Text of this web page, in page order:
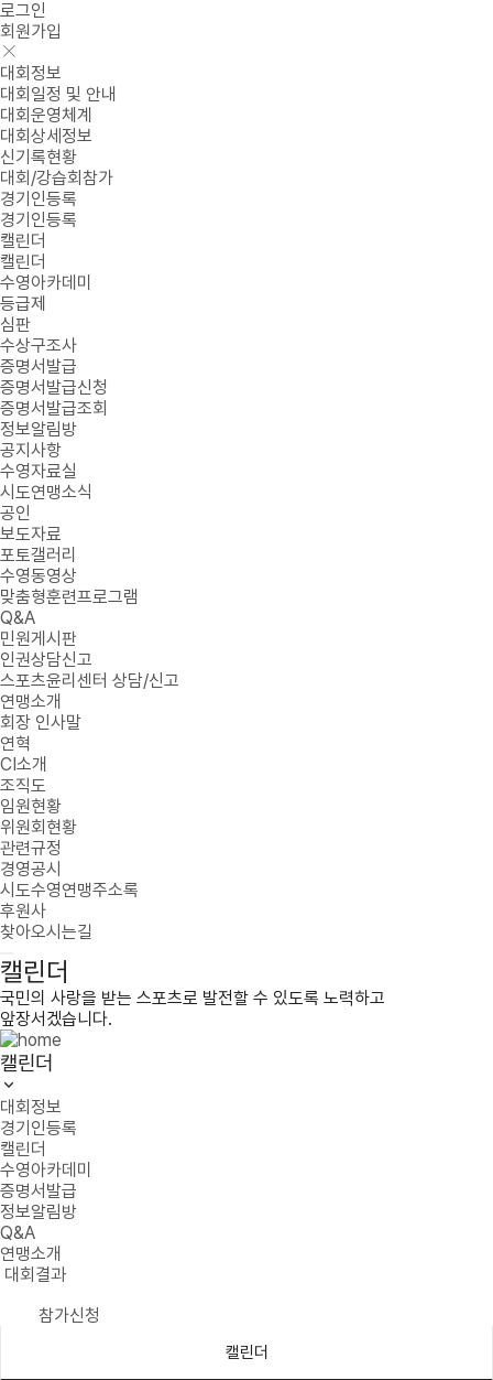
로그인
회원가입
대회정보
대회일정 및 안내
대회운영체계
대회상세정보
신기록현황
대회/강습회참가
경기인등록
경기인등록
캘린더
캘린더
수영아카데미
등급제
심판
수상구조사
증명서발급
증명서발급신청
증명서발급조회
정보알림방
공지사항
수영자료실
시도연맹소식
공인
보도자료
포토갤러리
수영동영상
맞춤형훈련프로그램
Q&A
민원게시판
인권상담신고
스포츠윤리센터 상담/신고
연맹소개
회장 인사말
연혁
CI소개
조직도
임원현황
위원회현황
관련규정
경영공시
시도수영연맹주소록
후원사
찾아오시는길
캘린더
국민의 사랑을 받는 스포츠로 발전할 수 있도록 노력하고
앞장서겠습니다.
캘린더
대회정보
경기인등록
캘린더
수영아카데미
증명서발급
정보알림방
Q&A
연맹소개
대회결과
참가신청
캘린더